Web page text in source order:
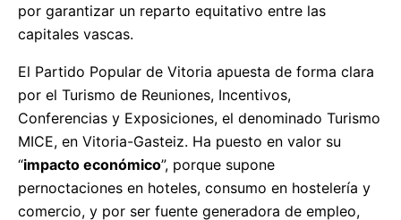
por garantizar un reparto equitativo entre las
capitales vascas.
El Partido Popular de Vitoria apuesta de forma clara
por el Turismo de Reuniones, Incentivos,
Conferencias y Exposiciones, el denominado Turismo
MICE, en Vitoria-Gasteiz. Ha puesto en valor su
“impacto económico”, porque supone
pernoctaciones en hoteles, consumo en hostelería y
comercio, y por ser fuente generadora de empleo,